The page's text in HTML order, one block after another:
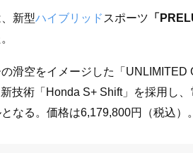
新型ハイブリッド スポーツ 「
滑空をイメージした「
技術「Honda S+ Shift」を採用し
なる。価格は6,179,800円（税込）。